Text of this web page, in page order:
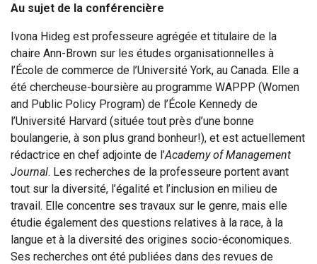
Au sujet de la conférencière
Ivona Hideg est professeure agrégée et titulaire de la
chaire Ann-Brown sur les études organisationnelles à
l’École de commerce de l’Université York, au Canada. Elle a
été chercheuse-boursière au programme WAPPP (Women
and Public Policy Program) de l’École Kennedy de
l’Université Harvard (située tout près d’une bonne
boulangerie, à son plus grand bonheur!), et est actuellement
rédactrice en chef adjointe de l’Academy of Management
Journal. Les recherches de la professeure portent avant
tout sur la diversité, l’égalité et l’inclusion en milieu de
travail. Elle concentre ses travaux sur le genre, mais elle
étudie également des questions relatives à la race, à la
langue et à la diversité des origines socio-économiques.
Ses recherches ont été publiées dans des revues de